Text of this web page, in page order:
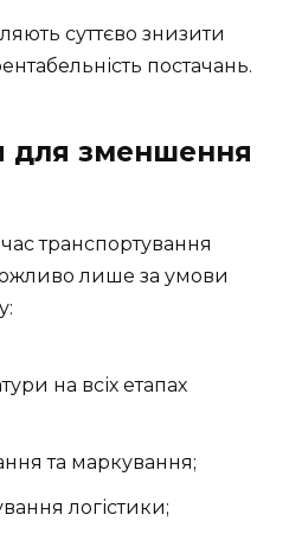
суттєво знизити
постачань.
для зменшення
транспортування
лише за умови
на всіх етапах
та маркування;
логістики;